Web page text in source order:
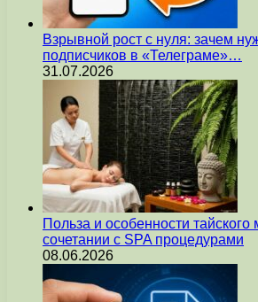
Взрывной рост с нуля: зачем
подписчиков в «Телеграме»…
31.07.2026
Польза и особенности тайского
сочетании с SPA процедурами
08.06.2026